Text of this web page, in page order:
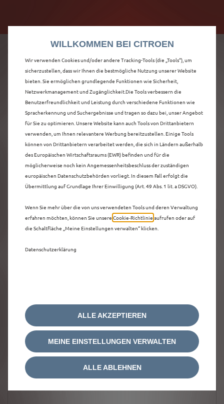
ENTDECKEN SIE ALLE
NEUER C5 AIRCROSS
VORFÜHRWAGEN IN
CELLE
WILLKOMMEN BEI CITROEN
Wir verwenden Cookies und/oder andere Tracking-Tools (die „Tools“), um
sicherzustellen, dass wir Ihnen die bestmögliche Nutzung unserer Website
bieten. Sie ermöglichen grundlegende Funktionen wie Sicherheit,
Netzwerkmanagement und Zugänglichkeit.Die Tools verbessern die
Benutzerfreundlichkeit und Leistung durch verschiedene Funktionen wie
Spracherkennung und Suchergebnisse und tragen so dazu bei, unser Angebot
für Sie zu optimieren. Unsere Website kann auch Tools von Drittanbietern
verwenden, um Ihnen relevantere Werbung bereitzustellen. Einige Tools
können von Drittanbietern verarbeitet werden, die sich in Ländern außerhalb
des Europäischen Wirtschaftsraums (EWR) befinden und für die
möglicherweise noch kein Angemessenheitsbeschluss der zuständigen
europäischen Datenschutzbehörden vorliegt. In diesem Fall erfolgt die
Übermittlung auf Grundlage Ihrer Einwilligung (Art. 49 Abs. 1 lit. a DSGVO).
Wenn Sie mehr über die von uns verwendeten Tools und deren Verwaltung
erfahren möchten, können Sie unsere Cookie‑Richtlinie aufrufen oder auf
die Schaltfläche „Meine Einstellungen verwalten“ klicken.
Datenschutzerklärung
MEINE EINSTELLUNGEN VERWALTEN
ALLE AKZEPTIEREN
ALLE ABLEHNEN